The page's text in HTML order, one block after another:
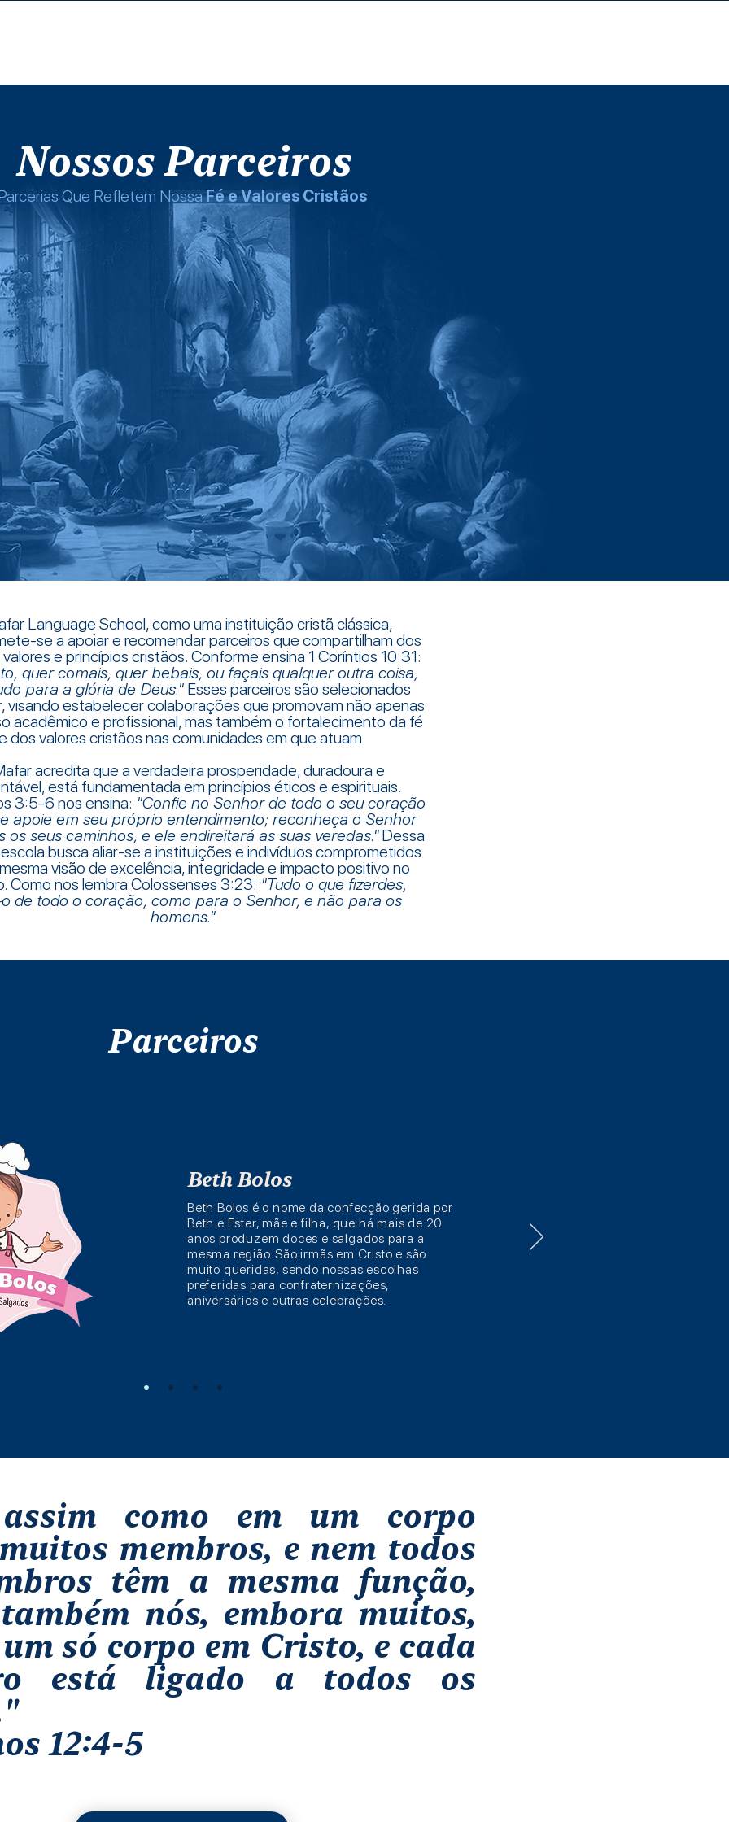
Nossos Parceiros
Que Refletem NossaFé e Valores Cristãos
Language School, como uma instituição cristã clássica,
se a apoiar e recomendar parceiros que compartilham dos
e princípios cristãos. Conforme ensina 1 Coríntios 10:31:
quer comais, quer bebais, ou façais qualquer outra coisa,
para a glória de Deus." Esses parceiros são selecionados
visando estabelecer colaborações que promovam não apenas
acadêmico e profissional, mas também o fortalecimento da fé
dos valores cristãos nas comunidades em que atuam.
acredita que a verdadeira prosperidade, duradoura e
está fundamentada em princípios éticos e espirituais.
3:5-6 nos ensina: "Confie no Senhor de todo o seu coração
apoie em seu próprio entendimento; reconheça o Senhor
os seus caminhos, e ele endireitará as suas veredas."Dessa
busca aliar-se a instituições e indivíduos comprometidos
visão de excelência, integridade e impacto positivo no
Como nos lembra Colossenses 3:23: "Tudo o que fizerdes,
de todo o coração, como para o Senhor, e não para os
homens."
Parceiros
Beth Bolos
Beth Bolos é o nome da confecção gerida por
Beth e Ester, mãe e filha, que há mais de 20
anos produzem doces e salgados para a
mesma região. São irmãs em Cristo e são
muito queridas, sendo nossas escolhas
preferidas para confraternizações,
aniversários e outras celebrações.
como em um corpo
membros, e nem todos
têm a mesma função,
nós, embora muitos,
só corpo em Cristo, e cada
está ligado a todos os
12:4-5